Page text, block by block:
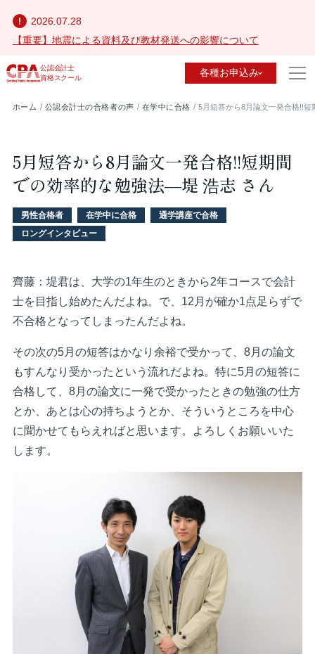
2026.07.28
【重要】地震による資料及び教材発送への影響について
公認会計士
資格スクール
各種お申込み
ホーム 公認会計士の合格者の声 在学中に合格 5月短答から8月論文一発合格!!
5月短答から8月論文一発合格!!短期間
での効率的な勉強法—堤 浩志 さん
男性合格者 在学中に合格
通学講座で合格
ロングインタビュー
齊藤：堤君は、大学の1年生のときから2年コースで会計
士を目指し始めたんだよね。で、12月が確か1点足らずで
不合格となってしまったんだよね。
その次の5月の短答はかなり余裕で受かって、8月の論文
もすんなり受かったという流れだよね。特に5月の短答に
合格して、8月の論文に一発で受かったときの勉強の仕方
とか、あとは心の持ちようとか、そういうところを中心
に聞かせてもらえればと思います。よろしくお願いいた
します。